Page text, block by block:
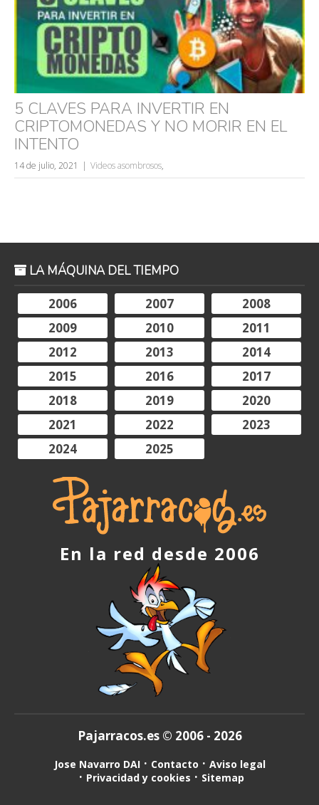
5 CLAVES PARA INVERTIR EN
CRIPTOMONEDAS Y NO MORIR EN EL
INTENTO
14 de julio, 2021 Videos asombrosos,
LA MÁQUINA DEL TIEMPO
2006
2007
2008
2009
2010
2011
2012
2013
2014
2015
2016
2017
2018
2019
2020
2021
2022
2023
2024
2025
En la red desde 2006
Pajarracos.es © 2006 - 2026
Jose Navarro DAI Contacto
Aviso legal
Privacidad y cookies
Sitemap